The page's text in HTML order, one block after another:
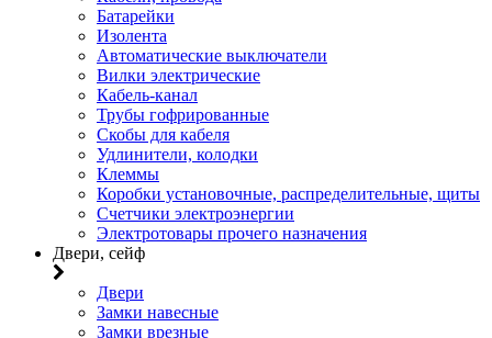
Батарейки
Изолента
Автоматические выключатели
Вилки электрические
Кабель-канал
Трубы гофрированные
Скобы для кабеля
Удлинители, колодки
Клеммы
Коробки установочные, распределительные, щиты
Счетчики электроэнергии
Электротовары прочего назначения
Двери, сейф
Двери
Замки навесные
Замки врезные